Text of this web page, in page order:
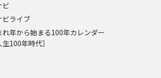
ついて
テレメール お支払いサイト
ビ
ビライブ
れ年から始まる100年カレンダー
生100年時代］